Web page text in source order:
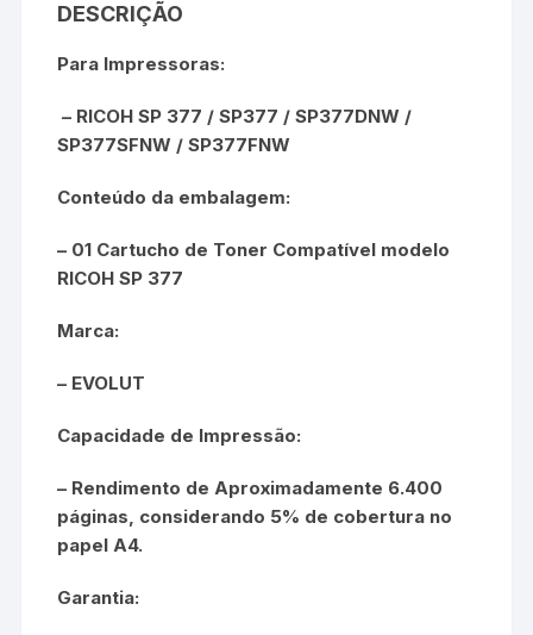
DESCRIÇÃO
Para Impressoras:
– RICOH SP 377 / SP377 / SP377DNW /
SP377SFNW / SP377FNW
Conteúdo da embalagem:
– 01 Cartucho de Toner Compatível modelo
RICOH SP 377
Marca:
– EVOLUT
Capacidade de Impressão:
– Rendimento de Aproximadamente 6.400
páginas, considerando 5% de cobertura no
papel A4.
Garantia: